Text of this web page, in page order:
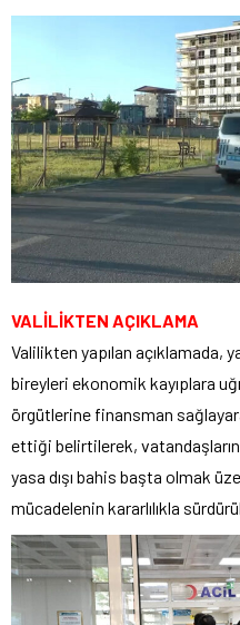
VALİLİKTEN AÇIKLAMA
Valilikten yapılan açıklamada,
bireyleri ekonomik kayıplara
örgütlerine finansman
ettiği belirtilerek,
yasa dışı bahis başta olmak
mücadelenin kararlılıkla